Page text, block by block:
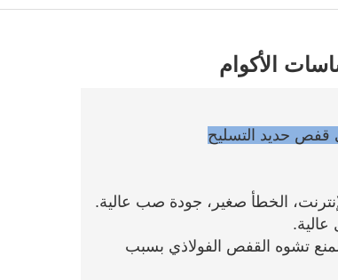
الأكوام
قفص حديد التسليح
لمنع تشوه القفص الفولاذي بسبب